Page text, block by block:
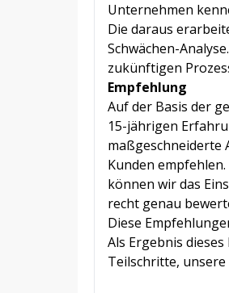
Unternehmen
Die daraus
Schwächen-
zukünftigen
Empfehlung
Auf der Basis der
15-jährigen
maßgeschneiderte
Kunden
können wir das
recht genau
Diese
Als Ergebnis
Teilschritte,